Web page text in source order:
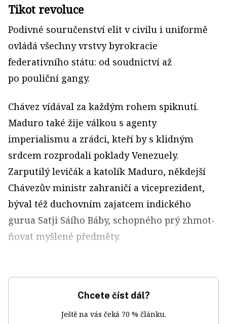
Tikot revoluce
Podivné souručenství elit v civilu i uniformě
ovládá všechny vrstvy byrokracie
federativního státu: od soudnictví až
po pouliční gangy.
Chávez vídával za každým rohem spiknutí.
Maduro také žije válkou s agenty
imperialismu a zrádci, kteří by s klidným
srdcem rozprodali poklady Venezuely.
Zarputilý levičák a katolík Maduro, někdejší
Chávezův ministr zahraničí a viceprezident,
býval též duchovním zajatcem indického
gurua Satji Sáího Báby, schopného prý zhmot­
ňovat myšlené předměty.
Chcete číst dál?
Ještě na vás čeká 70 % článku.